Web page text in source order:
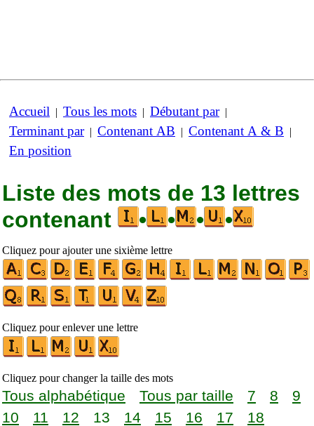
Accueil | Tous les mots | Débutant par|
Terminant par| Contenant AB | Contenant A & B |
En position
Liste des mots de 13 lettres
contenant
• • • •
Cliquez pour ajouter une sixième lettre
Cliquez pour enlever une lettre
Cliquez pour changer la taille des mots
Tous alphabétique Tous par taille 7 8
9
10
11 12 13 14 15 16 17 18